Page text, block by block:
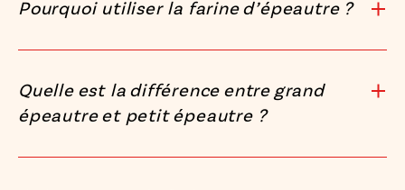
Pourquoi utiliser la farine d’épeautre ?
Quelle est la différence entre grand
épeautre et petit épeautre ?